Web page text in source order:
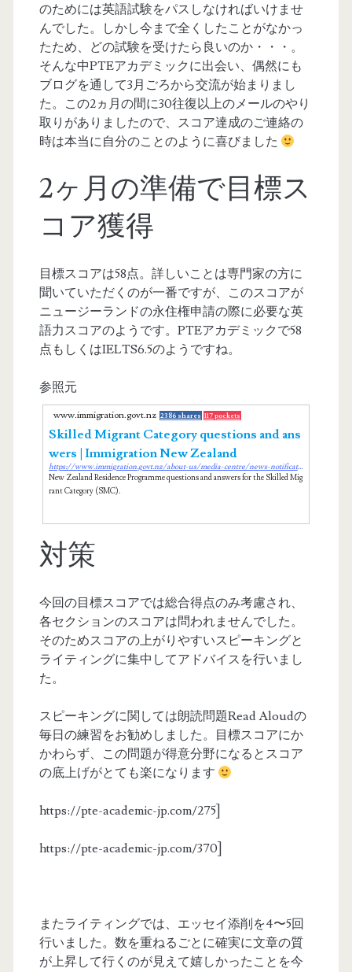
のためには英語試験をパスしなければいけませ
んでした。しかし今まで全くしたことがなかっ
たため、どの試験を受けたら良いのか・・・。
そんな中PTEアカデミックに出会い、偶然にも
ブログを通して3月ごろから交流が始まりまし
た。この2ヵ月の間に30往復以上のメールのやり
取りがありましたので、スコア達成のご連絡の
時は本当に自分のことのように喜びました
2ヶ月の準備で目標ス
コア獲得
目標スコアは58点。詳しいことは専門家の方に
聞いていただくのが一番ですが、このスコアが
ニュージーランドの永住権申請の際に必要な英
語力スコアのようです。PTEアカデミックで58
点もしくはIELTS6.5のようですね。
参照元
www.immigration.govt.nz 2386 shares 117 pockets
Skilled Migrant Category questions and ans
wers | Immigration New Zealand
https://www.immigration.govt.nz/about-us/media-centre/news-notifications/new-zealand-residence-programme-changes/nzrp-smc
New Zealand Residence Programme questions and answers for the Skilled Mig
rant Category (SMC).
対策
今回の目標スコアでは総合得点のみ考慮され、
各セクションのスコアは問われませんでした。
そのためスコアの上がりやすいスピーキングと
ライティングに集中してアドバイスを行いまし
た。
スピーキングに関しては朗読問題Read Aloudの
毎日の練習をお勧めしました。目標スコアにか
かわらず、この問題が得意分野になるとスコア
の底上げがとても楽になります
https://pte-academic-jp.com/275]
https://pte-academic-jp.com/370]
またライティングでは、エッセイ添削を4〜5回
行いました。数を重ねるごとに確実に文章の質
が上昇して行くのが見えて嬉しかったことを今